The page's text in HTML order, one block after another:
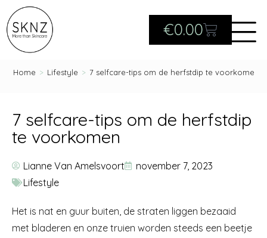
€0.00
Home > Lifestyle > 7 selfcare-tips om de herfstdip te voorkomen
7 selfcare-tips om de herfstdip
te voorkomen
Lianne Van Amelsvoort
november 7, 2023
Lifestyle
Het is nat en guur buiten, de straten liggen bezaaid
met bladeren en onze truien worden steeds een beetje